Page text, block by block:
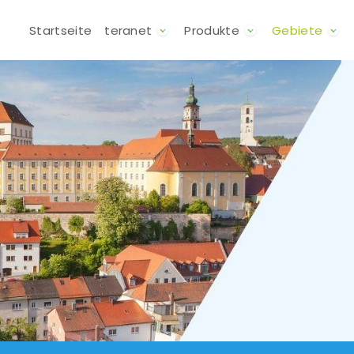
Hauptnavigation
Startseite teranet Produkte Gebiete